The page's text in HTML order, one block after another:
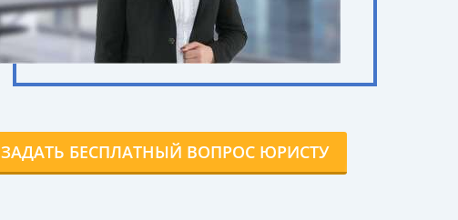
ЗАДАТЬ БЕСПЛАТНЫЙ ВОПРОС ЮРИСТУ